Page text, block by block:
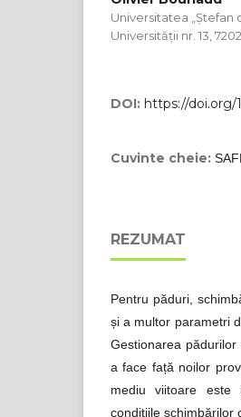
Universitatea „Ștefan
Universității nr. 13,
DOI: https://doi.org/
Cuvinte cheie:
REZUMAT
Pentru păduri,
și a multor parametri
Gestionarea
a face față noilor
mediu viitoare este
condițiile schimbărilor